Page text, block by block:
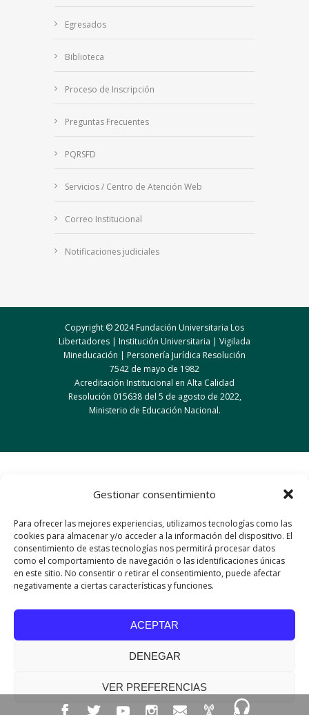
Gestionar consentimiento
Para ofrecer las mejores experiencias, utilizamos tecnologías como las
cookies para almacenar y/o acceder a la información del dispositivo. El
consentimiento de estas tecnologías nos permitirá procesar datos
como el comportamiento de navegación o las identificaciones únicas
en este sitio. No consentir o retirar el consentimiento, puede afectar
negativamente a ciertas características y funciones.
ACEPTAR
DENEGAR
VER PREFERENCIAS
Egresados
Biblioteca
Proceso de Inscripción
Preguntas Frecuentes
PQRSFD
Servicios / Centro de Atención Web
Correo Institucional
Notificaciones judiciales
Copyright © 2024 Fundación Universitaria Los
Libertadores | Institución Universitaria | Vigilada
Mineducación | Personería Jurídica Resolución
7542 de mayo de 1982
Acreditación Institucional en Alta Calidad
Resolución 015638 del 5 de agosto de 2022,
Ministerio de Educación Nacional.